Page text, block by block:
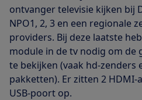
ontvanger televisie kijken bij
NPO1, 2, 3 en een regionale
providers. Bij deze laatste
module in de tv nodig om de
te bekijken (vaak hd-zenders
pakketten). Er zitten 2 HDMI-
USB-poort op.